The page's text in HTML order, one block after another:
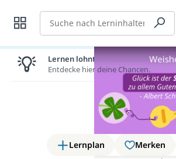
Suche
Lernplan Merken
Lernen lohnt sich!
Entdecke hier deine Chancen.